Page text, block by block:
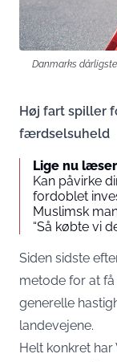
Danmarks
Høj fart spiller
færdselsuheld
Lige nu
Kan påvirke
fordoblet
Muslimsk
“Så købte vi
Siden sidste
metode for at
generelle
landevejene.
Helt konkret